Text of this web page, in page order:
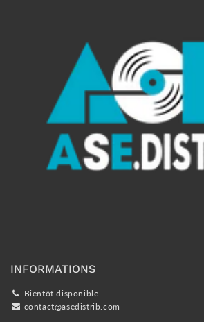
INFORMATIONS
Bientôt disponible
contact@asedistrib.com